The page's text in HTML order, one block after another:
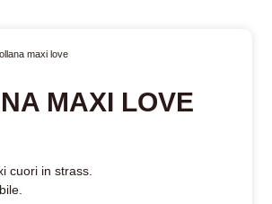
maxi love
MAXI LOVE
cuori in strass.